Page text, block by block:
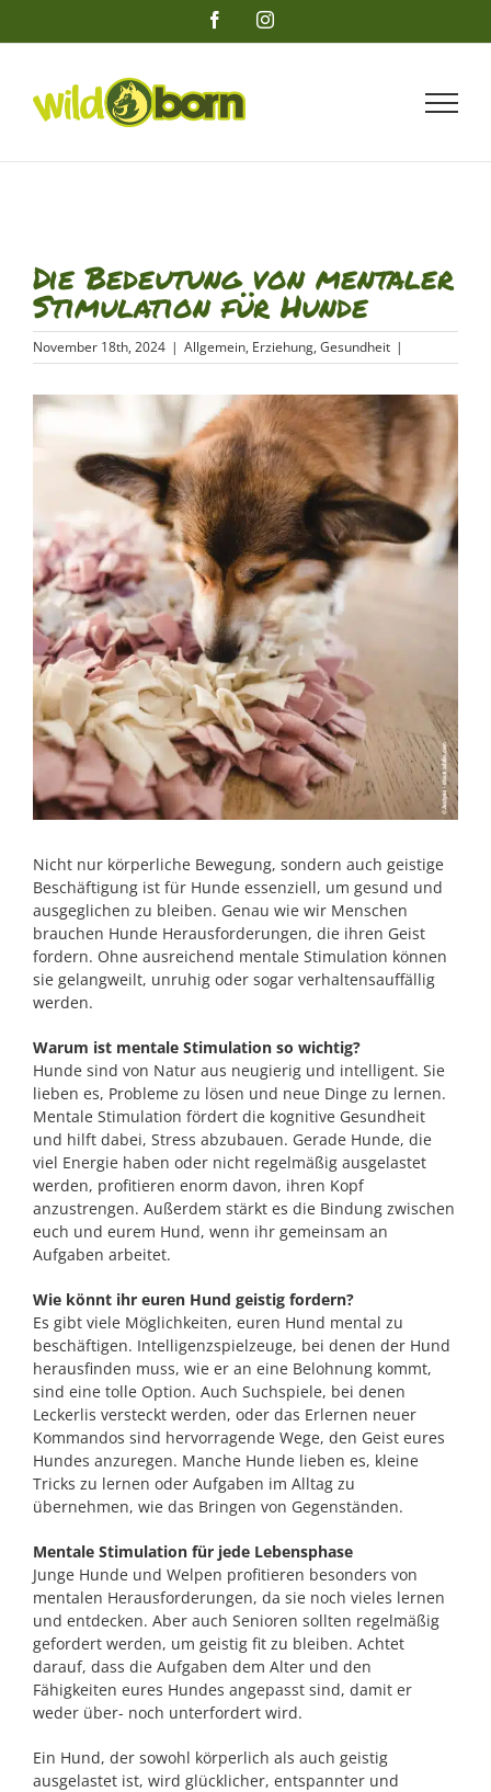
FacebookInstagram
Die Bedeutung von mentaler
Stimulation für Hunde
November 18th, 2024 | Allgemein, Erziehung, Gesundheit |
Nicht nur körperliche Bewegung, sondern auch geistige
Beschäftigung ist für Hunde essenziell, um gesund und
ausgeglichen zu bleiben. Genau wie wir Menschen
brauchen Hunde Herausforderungen, die ihren Geist
fordern. Ohne ausreichend mentale Stimulation können
sie gelangweilt, unruhig oder sogar verhaltensauffällig
werden.
Warum ist mentale Stimulation so wichtig?
Hunde sind von Natur aus neugierig und intelligent. Sie
lieben es, Probleme zu lösen und neue Dinge zu lernen.
Mentale Stimulation fördert die kognitive Gesundheit
und hilft dabei, Stress abzubauen. Gerade Hunde, die
viel Energie haben oder nicht regelmäßig ausgelastet
werden, profitieren enorm davon, ihren Kopf
anzustrengen. Außerdem stärkt es die Bindung zwischen
euch und eurem Hund, wenn ihr gemeinsam an
Aufgaben arbeitet.
Wie könnt ihr euren Hund geistig fordern?
Es gibt viele Möglichkeiten, euren Hund mental zu
beschäftigen. Intelligenzspielzeuge, bei denen der Hund
herausfinden muss, wie er an eine Belohnung kommt,
sind eine tolle Option. Auch Suchspiele, bei denen
Leckerlis versteckt werden, oder das Erlernen neuer
Kommandos sind hervorragende Wege, den Geist eures
Hundes anzuregen. Manche Hunde lieben es, kleine
Tricks zu lernen oder Aufgaben im Alltag zu
übernehmen, wie das Bringen von Gegenständen.
Mentale Stimulation für jede Lebensphase
Junge Hunde und Welpen profitieren besonders von
mentalen Herausforderungen, da sie noch vieles lernen
und entdecken. Aber auch Senioren sollten regelmäßig
gefordert werden, um geistig fit zu bleiben. Achtet
darauf, dass die Aufgaben dem Alter und den
Fähigkeiten eures Hundes angepasst sind, damit er
weder über- noch unterfordert wird.
Ein Hund, der sowohl körperlich als auch geistig
ausgelastet ist, wird glücklicher, entspannter und